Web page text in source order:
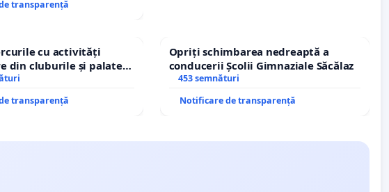
transparență
cu activități
din cluburile și palatele
transparență
Opriți schimbarea nedreaptă a
conducerii Școlii Gimnaziale Săcălaz
453 semnături
Notificare de transparență